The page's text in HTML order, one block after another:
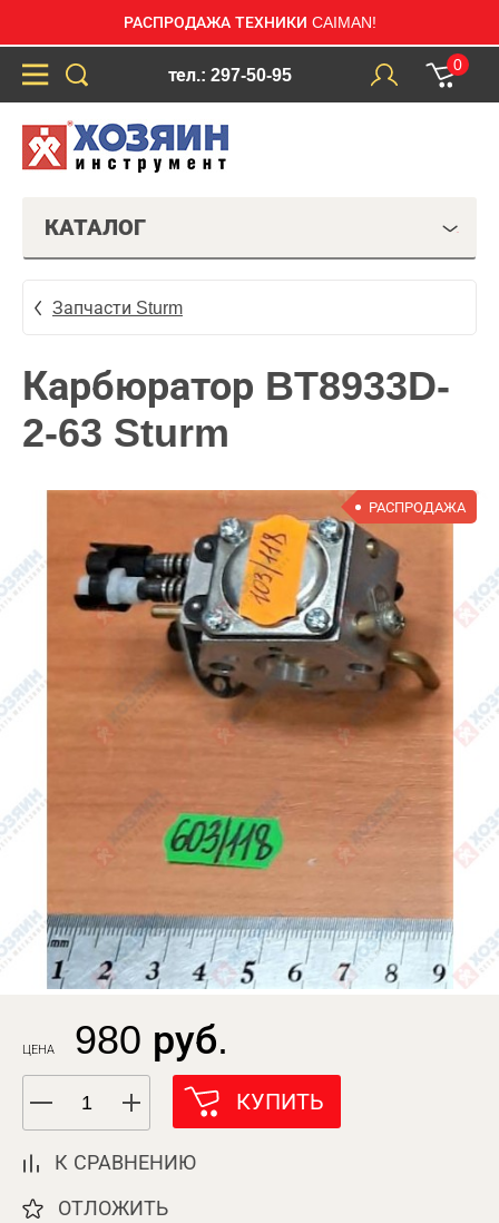
РАСПРОДАЖА ТЕХНИКИ CAIMAN!
тел.: 297-50-95
0
КАТАЛОГ
Запчасти Sturm
Карбюратор BT8933D-
2-63 Sturm
РАСПРОДАЖА
ЦЕНА 980 руб.
КУПИТЬ
К СРАВНЕНИЮ
ОТЛОЖИТЬ